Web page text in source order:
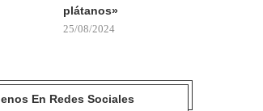
plátanos»
25/08/2024
En Redes Sociales